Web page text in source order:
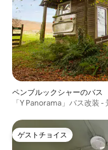
ペンブルックシャーのバス
「Y Panorama」バス改装 -
ゲストチョイス
ゲストチョイス